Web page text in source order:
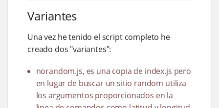
Variantes
Una vez he tenido el script completo he
creado dos "variantes":
norandom.js, es una copia de index.js pero
en lugar de buscar un sitio random utiliza
los argumentos proporcionados en la